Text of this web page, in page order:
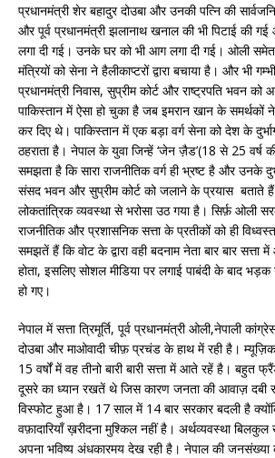
प्रधानमंत्री शेर बहादुर दोउबा और उनकी पत्नि की
और पूर्व प्रधानमंत्री झलानाथ खनाल की भी पिटाई की
लगा दी गई। उनके घर को भी आग लगा दी गई। ओली समेत
मंत्रियों को सेना ने हैलीकाप्टरों द्वारा बचाया है। और भी
प्रधानमंत्री निवास, सुप्रीम कोर्ट और राष्ट्रपति भवन को
पाकिस्तान में ऐसा हो चुका है जब इमरान खान के समर्थकों
कर दिए थे। पाकिस्तान में एक बड़ा वर्ग सेना को देश के
ठहराता है। नेपाल के युवा जिन्हें ‘जेन ज़ैड’(18 से 25 वर्ष
समझता है कि सारा राजनीतिक वर्ग ही भ्रष्ट है और उनके
संसद भवन और सुप्रीम कोर्ट को जलाने के प्रयास बताते
लोकतांत्रिक व्यवस्था से भरोसा उठ गया है। सिर्फ़ ओली
राजनीतिक और प्रशासनिक सत्ता के प्रतीकों को ही
समझतें हैं कि वोट के द्वारा वही बदनाम नेता बार बार
होता, इसलिए सोशल मीडिया पर लगाई पाबंदी के बाद
हो गए।
नेपाल में सत्ता त्रिमूर्ति, पूर्व प्रधानमंत्री ओली,नेपाली
दोउबा और माओवादी चीफ़ प्रचंड के हाथ में रही है।
15 वर्षों में वह तीनो बारी बारी सत्ता में आते रहें है। बहुत
दूसरे का ध्यान रखतें थे जिस कारण जनता की आवाज़ दबी
विस्फोट हुआ है। 17 साल में 14 बार सरकार बदली है
वफ़ादारियाँ ख़रीदना मुश्किल नहीं है। अर्थव्यवस्था
अपना भविष्य अंधकारमय देख रही है। नेपाल की